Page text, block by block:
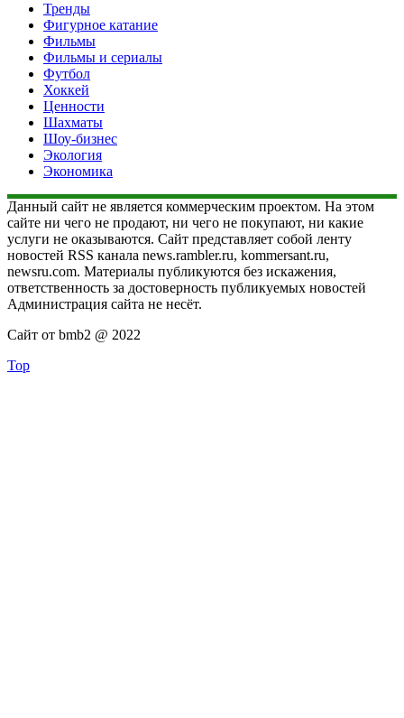
Тренды
Фигурное катание
Фильмы
Фильмы и сериалы
Футбол
Хоккей
Ценности
Шахматы
Шоу-бизнес
Экология
Экономика
Данный сайт не является коммерческим проектом. На этом
сайте ни чего не продают, ни чего не покупают, ни какие
услуги не оказываются. Сайт представляет собой ленту
новостей RSS канала news.rambler.ru, kommersant.ru,
newsru.com. Материалы публикуются без искажения,
ответственность за достоверность публикуемых новостей
Администрация сайта не несёт.
Сайт от bmb2 @ 2022
Top